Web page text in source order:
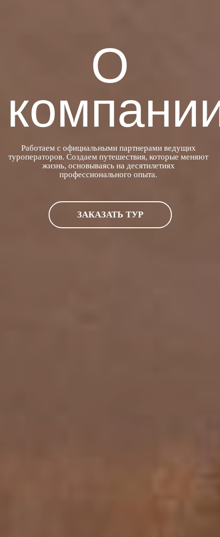
О
Работаем с официальными партнерами ведущих
туроператоров. Создаем путешествия, которые меняют
жизнь, основываясь на десятилетиях
профессионального опыта.
ЗАКАЗАТЬ ТУР